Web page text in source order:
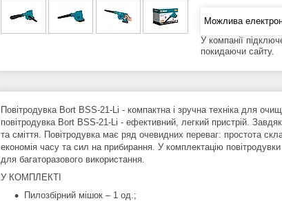
У компанії
покидаючи сайту.
Повітродувка Bort BSS-21-Li - компактна і зручна техніка для
повітродувка Bort BSS-21-Li - ефективний, легкий пристрій.
та сміття. Повітродувка має ряд очевидних переваг: простота
економія часу та сил на прибирання. У комплектацію
для багаторазового використання.
У КОМПЛЕКТІ
Пилозбірний мішок – 1 од.;